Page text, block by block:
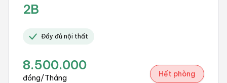
2B
Đầy đủ nội thất
8.500.000
đồng/Tháng Hết phòng